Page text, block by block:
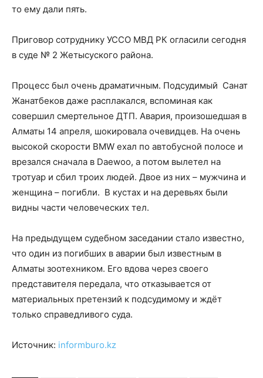
то ему дали пять.
Приговор сотруднику УССО МВД РК огласили сегодня
в суде № 2 Жетысуского района.
Процесс был очень драматичным. Подсудимый Санат
Жанатбеков даже расплакался, вспоминая как
совершил смертельное ДТП. Авария, произошедшая в
Алматы 14 апреля, шокировала очевидцев. На очень
высокой скорости BMW ехал по автобусной полосе и
врезался сначала в Daewoo, а потом вылетел на
тротуар и сбил троих людей. Двое из них – мужчина и
женщина – погибли. В кустах и на деревьях были
видны части человеческих тел.
На предыдущем судебном заседании стало известно,
что один из погибших в аварии был известным в
Алматы зоотехником. Его вдова через своего
представителя передала, что отказывается от
материальных претензий к подсудимому и ждёт
только справедливого суда.
Источник: informburo.kz